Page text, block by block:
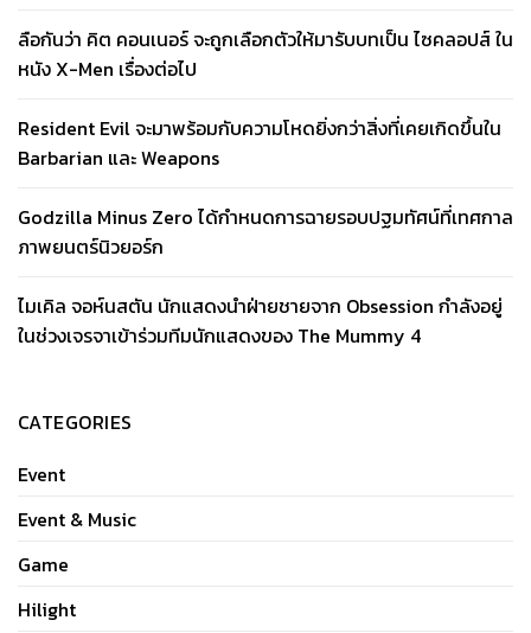
ลือกันว่า คิต คอนเนอร์ จะถูกเลือกตัวให้มารับบทเป็น ไซคลอปส์ ใน
หนัง X-Men เรื่องต่อไป
Resident Evil จะมาพร้อมกับความโหดยิ่งกว่าสิ่งที่เคยเกิดขึ้นใน
Barbarian และ Weapons
Godzilla Minus Zero ได้กำหนดการฉายรอบปฐมทัศน์ที่เทศกาล
ภาพยนตร์นิวยอร์ก
ไมเคิล จอห์นสตัน นักแสดงนำฝ่ายชายจาก Obsession กำลังอยู่
ในช่วงเจรจาเข้าร่วมทีมนักแสดงของ The Mummy 4
CATEGORIES
Event
Event & Music
Game
Hilight